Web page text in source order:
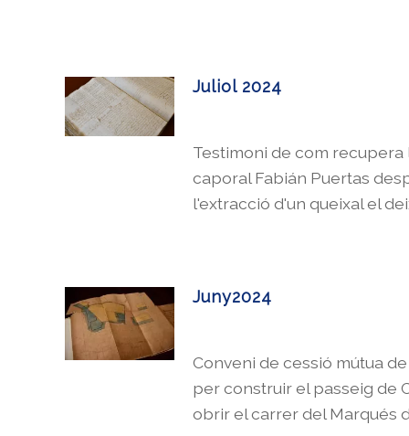
Juliol 2024
Testimoni de com recupera
caporal Fabián Puertas
l'extracció d'un queixal el
Juny2024
Conveni de cessió mútua
per construir el passeig de
obrir el carrer del Marqués